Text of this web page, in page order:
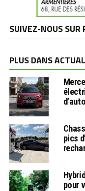
SUIVEZ-NOUS SUR
PLUS DANS
pics
pour